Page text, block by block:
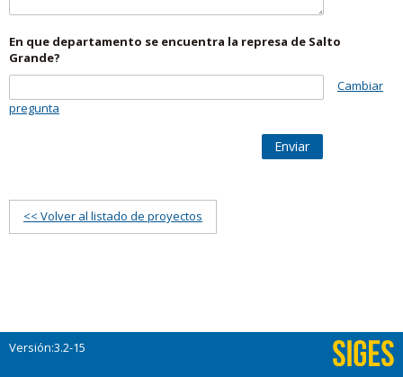
En que departamento se encuentra la represa de Salto
Grande?
Cambiar
pregunta
Enviar
<< Volver al listado de proyectos
Versión:3.2-15